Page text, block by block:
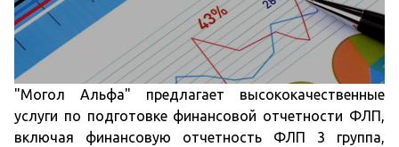
"Могол Альфа" предлагает высококачественные
услуги по подготовке финансовой отчетности ФЛП,
включая финансовую отчетность ФЛП 3 группа,